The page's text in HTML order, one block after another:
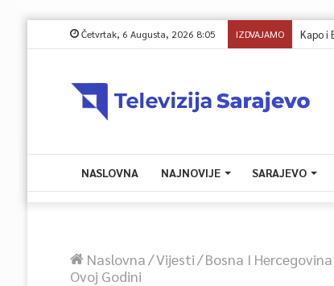
Četvrtak, 6 Augusta, 2026 8:05 IZDVAJAMO
NASLOVNA NAJNOVIJE SARAJEVO
Naslovna/Vijesti/Bosna I Hercegovina
Ovoj Godini